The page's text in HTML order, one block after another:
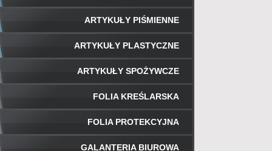
ARTYKUŁY PIŚMIENNE
ARTYKUŁY PLASTYCZNE
ARTYKUŁY SPOŻYWCZE
FOLIA KREŚLARSKA
FOLIA PROTEKCYJNA
GALANTERIA BIUROWA